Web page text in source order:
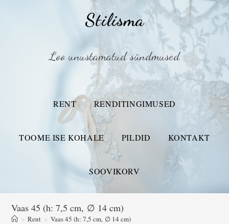
Stilisma
Loo unustamatud sündmused
RENT RENDITINGIMUSED
TOOME ISE KOHALE PILDID KONTAKT
SOOVIKORV
Vaas 45 (h: 7,5 cm, ∅ 14 cm)
> Rent > Vaas 45 (h: 7,5 cm, ∅ 14 cm)